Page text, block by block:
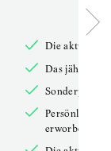
Die aktuelle
Das jährliche
Persönliches
erworbenen